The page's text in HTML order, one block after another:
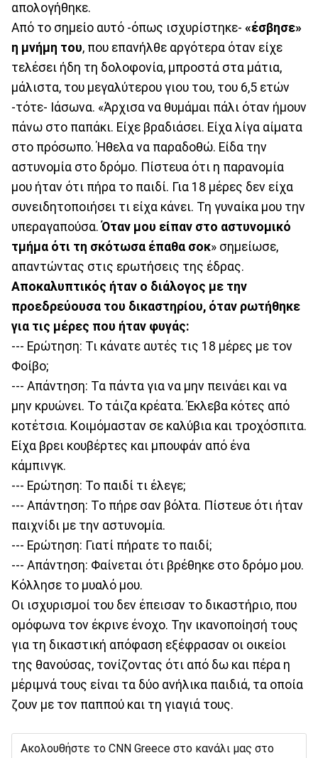
απολογήθηκε.
Από το σημείο αυτό -όπως ισχυρίστηκε- «έσβησε»
η μνήμη του, που επανήλθε αργότερα όταν είχε
τελέσει ήδη τη δολοφονία, μπροστά στα μάτια,
μάλιστα, του μεγαλύτερου γιου του, του 6,5 ετών
-τότε- Ιάσωνα. «Άρχισα να θυμάμαι πάλι όταν ήμουν
πάνω στο παπάκι. Είχε βραδιάσει. Είχα λίγα αίματα
στο πρόσωπο. Ήθελα να παραδοθώ. Είδα την
αστυνομία στο δρόμο. Πίστευα ότι η παρανομία
μου ήταν ότι πήρα το παιδί. Για 18 μέρες δεν είχα
συνειδητοποιήσει τι είχα κάνει. Τη γυναίκα μου την
υπεραγαπούσα.Όταν μου είπαν στο αστυνομικό
τμήμα ότι τη σκότωσα έπαθα σοκ» σημείωσε,
απαντώντας στις ερωτήσεις της έδρας.
Αποκαλυπτικός ήταν ο διάλογος με την
προεδρεύουσα του δικαστηρίου, όταν ρωτήθηκε
για τις μέρες που ήταν φυγάς:
--- Ερώτηση: Τι κάνατε αυτές τις 18 μέρες με τον
Φοίβο;
--- Απάντηση: Τα πάντα για να μην πεινάει και να
μην κρυώνει. Το τάιζα κρέατα. Έκλεβα κότες από
κοτέτσια. Κοιμόμασταν σε καλύβια και τροχόσπιτα.
Είχα βρει κουβέρτες και μπουφάν από ένα
κάμπινγκ.
--- Ερώτηση: Το παιδί τι έλεγε;
--- Απάντηση: Το πήρε σαν βόλτα. Πίστευε ότι ήταν
παιχνίδι με την αστυνομία.
--- Ερώτηση: Γιατί πήρατε το παιδί;
--- Απάντηση: Φαίνεται ότι βρέθηκε στο δρόμο μου.
Κόλλησε το μυαλό μου.
Οι ισχυρισμοί του δεν έπεισαν το δικαστήριο, που
ομόφωνα τον έκρινε ένοχο. Την ικανοποίησή τους
για τη δικαστική απόφαση εξέφρασαν οι οικείοι
της θανούσας, τονίζοντας ότι από δω και πέρα η
μέριμνά τους είναι τα δύο ανήλικα παιδιά, τα οποία
ζουν με τον παππού και τη γιαγιά τους.
Ακολουθήστε το CNN Greece στο κανάλι μας στο